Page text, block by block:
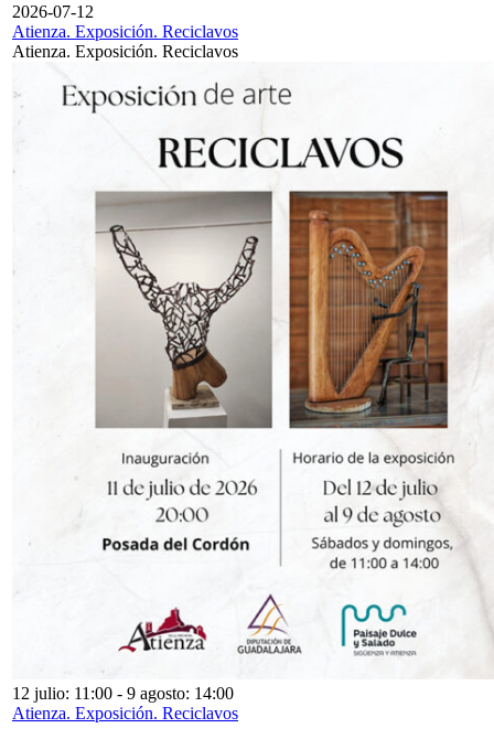
2026-07-12
Atienza. Exposición. Reciclavos
Atienza. Exposición. Reciclavos
12 julio: 11:00 - 9 agosto: 14:00
Atienza. Exposición. Reciclavos